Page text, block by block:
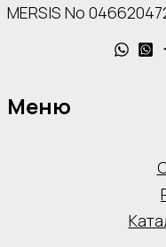
MERSIS No
Меню